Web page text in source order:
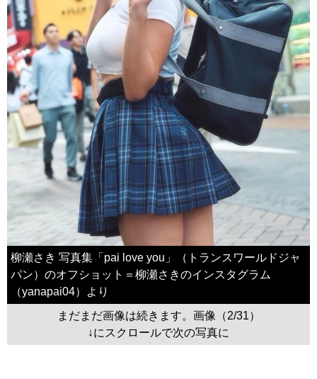
柳瀬さき 写真集「pai love you」（トランスワールドジャ
パン）のオフショット＝柳瀬さきのインスタグラム
（yanapai04）より
まだまだ画像は続きます。画像（2/31）
↓にスクロールで次の写真に